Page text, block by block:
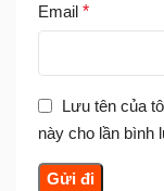
Email *
Lưu tên của
này cho lần bình